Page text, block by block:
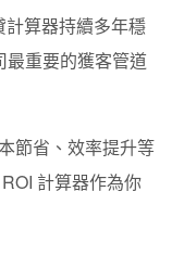
算器持續多年穩
最重要的獲客管道
節省、效率提升等
計算器作為你